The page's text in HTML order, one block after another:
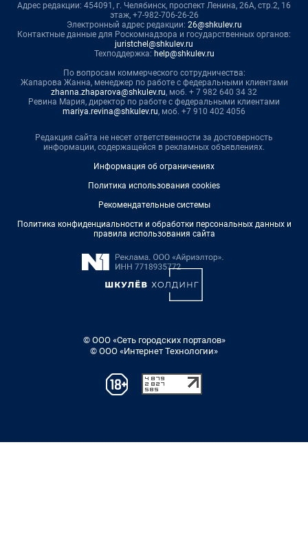
Адрес редакции: 454091, г. Челябинск, проспект Ленина, 26А, стр.2, 16
этаж, +7-982-706-26-26
Электронный адрес редакции: 26@shkulev.ru
Контактные данные для Роскомнадзора и государственных органов:
juristchel@shkulev.ru
Техподдержка: help@shkulev.ru
По вопросам коммерческого сотрудничества:
Жапарова Жанна, менеджер по работе с федеральными клиентами
zhanna.zhaparova@shkulev.ru, моб. + 7 982 640 34 32
Ревина Мария, директор по работе с федеральными клиентами
mariya.revina@shkulev.ru, моб. +7 910 402 4056
Редакция сайта не несет ответственности за достоверность
информации, содержащейся в рекламных объявлениях.
Информация об ограничениях
Политика использования cookies
Рекомендательные системы
Политика конфиденциальности и обработки персональных данных и
правила использования сайта
© ООО «Сеть городских порталов»
© ООО «Интернет Технологии»